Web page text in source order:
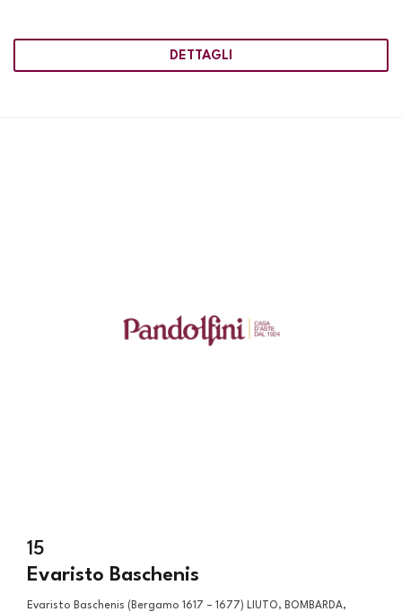
DETTAGLI
15
Evaristo Baschenis
Evaristo Baschenis (Bergamo 1617 – 1677) LIUTO, BOMBARDA,